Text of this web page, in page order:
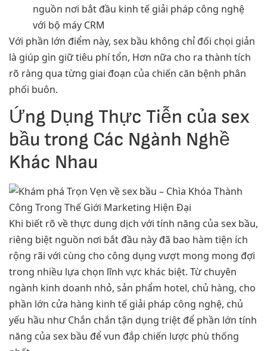
nguồn nơi bắt đầu kinh tế giải pháp công nghệ
với bộ máy CRM
Với phần lớn điểm này, sex bầu không chỉ đối chọi giản
là giúp gìn giữ tiêu phí tổn, Hơn nữa cho ra thành tích
rõ ràng qua từng giai đoạn của chiến căn bệnh phân
phối buôn.
Ứng Dụng Thực Tiễn của sex
bầu trong Các Ngành Nghề
Khác Nhau
Khi biết rõ về thực dung dịch với tính năng của sex bầu,
riêng biệt nguồn nơi bắt đầu này đã bao hàm tiện ích
rộng rãi với cùng cho công dụng vượt mong mong đợi
trong nhiều lựa chọn lĩnh vực khác biệt. Từ chuyên
ngành kinh doanh nhỏ, sản phẩm hotel, chủ hàng, cho
phần lớn cửa hàng kinh tế giải pháp công nghệ, chủ
yếu hầu như Chắn chắn tận dụng triệt để phần lớn tính
năng của sex bầu để vun đắp chiến lược phù thống